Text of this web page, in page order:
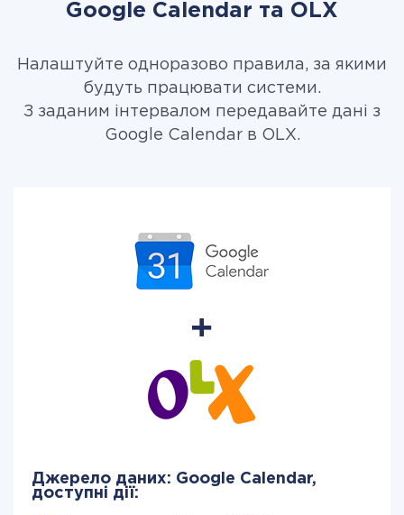
Google Calendar та OLX
Налаштуйте одноразово правила, за якими
будуть працювати системи.
З заданим інтервалом передавайте дані з
Google Calendar в OLX.
Джерело даних: Google Calendar,
доступні дії: